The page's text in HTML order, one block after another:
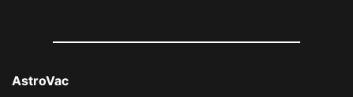
AstroVac